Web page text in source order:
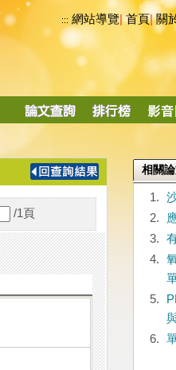
::: 網站導覽|首頁|關
導
/1 頁
相關
1.
2.
3.
4.
5.
6.